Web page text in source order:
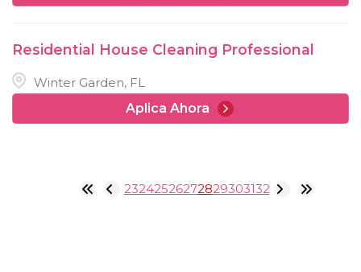
Residential House Cleaning Professional
Winter Garden, FL
Aplica Ahora
23242526272829303132